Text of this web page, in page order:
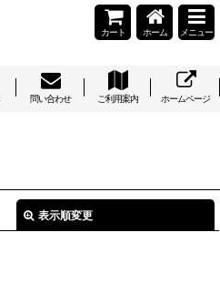
カート ホーム メニュー
問い合わせ ご利用案内 ホームページ
表示順変更